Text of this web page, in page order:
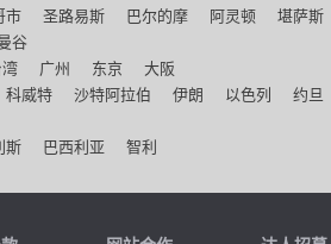
市 圣路易斯 巴尔的摩 阿灵顿 堪萨斯
谷
湾 广州 东京
大阪
科威特 沙特阿拉伯 伊朗 以色列 约旦
斯 巴西利亚 智利